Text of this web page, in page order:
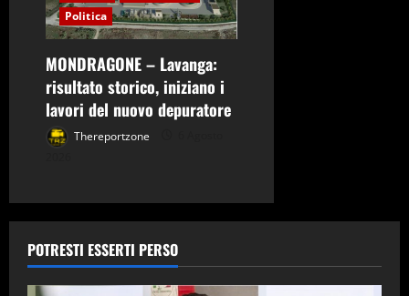
Politica
MONDRAGONE – Lavanga:
risultato storico, iniziano i
lavori del nuovo depuratore
Thereportzone
POTRESTI ESSERTI PERSO